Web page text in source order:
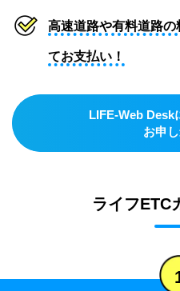
高速道路や有料道路
てお支払い！
LIFE-Web Desk
お申
ライフETC